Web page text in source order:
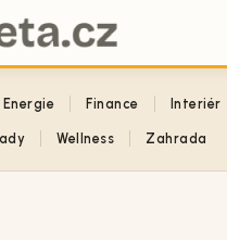
Energie Finance Interiér
Wellness Zahrada